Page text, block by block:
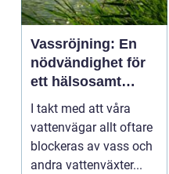
Vassröjning: En
nödvändighet för
ett hälsosamt
vattenlandskap
I takt med att våra
vattenvägar allt oftare
blockeras av vass och
andra vattenväxter...